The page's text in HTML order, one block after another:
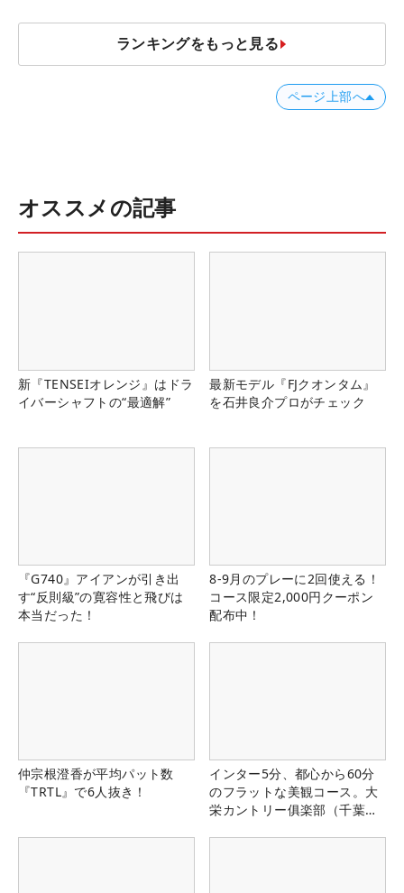
ランキングをもっと見る
ページ上部へ
オススメの記事
新『TENSEIオレンジ』はドラ
イバーシャフトの“最適解”
最新モデル『FJクオンタム』
を石井良介プロがチェック
『G740』アイアンが引き出
す“反則級”の寛容性と飛びは
本当だった！
8-9月のプレーに2回使える！
コース限定2,000円クーポン
配布中！
仲宗根澄香が平均パット数
『TRTL』で6人抜き！
インター5分、都心から60分
のフラットな美観コース。大
栄カントリー俱楽部（千葉